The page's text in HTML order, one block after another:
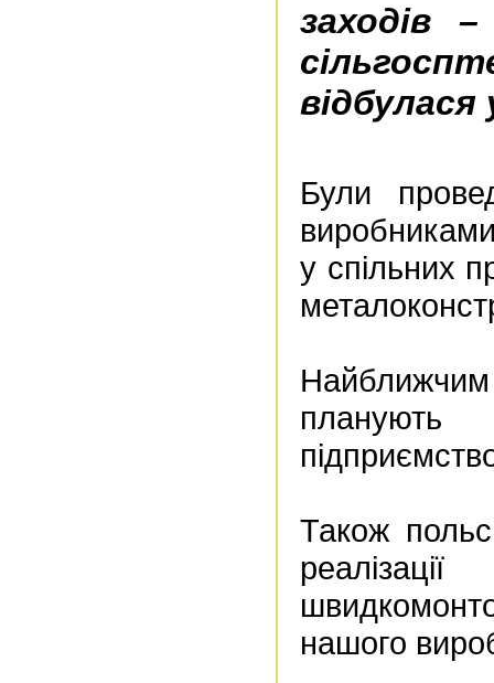
заходів
Були
виробниками
у спільних
планують
Також
нашого